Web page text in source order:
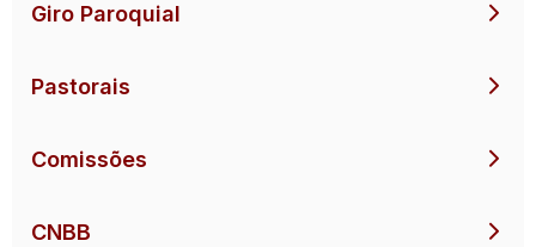
Giro Paroquial
Pastorais
Comissões
CNBB